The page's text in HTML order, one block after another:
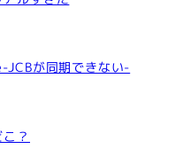
が同期できない-
？